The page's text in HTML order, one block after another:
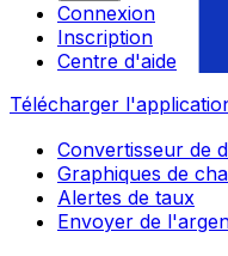
Connexion
Inscription
Centre d'aide
Télécharger
Convertisseur de
Graphiques de
Alertes de taux
Envoyer de